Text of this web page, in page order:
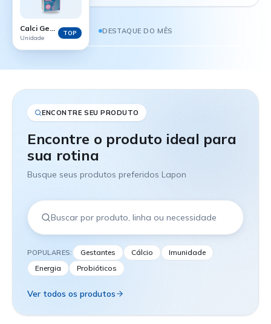
DESTAQUE DO MÊS
Calci Gest - 60 comprimidos
Unidade
TOP
ENCONTRE SEU PRODUTO
Encontre o produto ideal para
sua rotina
Busque seus produtos preferidos Lapon
POPULARES: Gestantes Cálcio
Imunidade
Energia
Probióticos
Ver todos os produtos